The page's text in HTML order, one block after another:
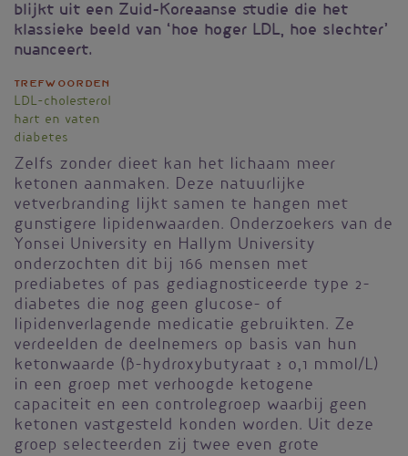
blijkt uit een Zuid-Koreaanse studie die het
klassieke beeld van ‘hoe hoger LDL, hoe slechter’
nuanceert.
Trefwoorden
LDL-cholesterol
hart en vaten
diabetes
Zelfs zonder dieet kan het lichaam meer
ketonen aanmaken. Deze natuurlijke
vetverbranding lijkt samen te hangen met
gunstigere lipidenwaarden. Onderzoekers van de
Yonsei University en Hallym University
onderzochten dit bij 166 mensen met
prediabetes of pas gediagnosticeerde type 2-
diabetes die nog geen glucose- of
lipidenverlagende medicatie gebruikten. Ze
verdeelden de deelnemers op basis van hun
ketonwaarde (β-hydroxybutyraat ≥ 0,1 mmol/L)
in een groep met verhoogde ketogene
capaciteit en een controlegroep waarbij geen
ketonen vastgesteld konden worden. Uit deze
groep selecteerden zij twee even grote